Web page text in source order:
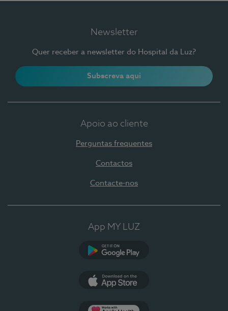
Newsletter
Quer receber a newsletter do Hospital da Luz?
Subscreva aqui
Apoio ao cliente
Perguntas frequentes
Contactos
Contacte-nos
App MY LUZ